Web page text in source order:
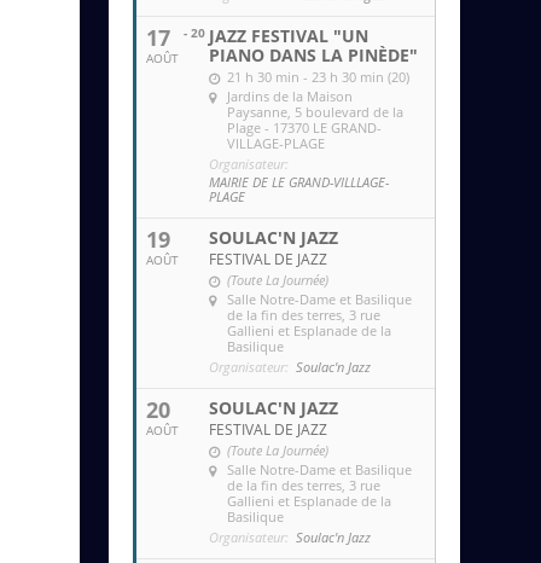
17
AOÛT
- 20 JAZZ FESTIVAL "UN
PIANO DANS LA PINÈDE"
21 h 30 min - 23 h 30 min (20)
Jardins de la Maison
Paysanne , 5 boulevard de la
Plage - 17370 LE GRAND-
VILLAGE-PLAGE
Organisateur:
MAIRIE DE LE GRAND-VILLLAGE-
PLAGE
19
AOÛT
SOULAC'N JAZZ
FESTIVAL DE JAZZ
(Toute La Journée)
Salle Notre-Dame et Basilique
de la fin des terres , 3 rue
Gallieni et Esplanade de la
Basilique
Organisateur: Soulac'n Jazz
20
AOÛT
SOULAC'N JAZZ
FESTIVAL DE JAZZ
(Toute La Journée)
Salle Notre-Dame et Basilique
de la fin des terres , 3 rue
Gallieni et Esplanade de la
Basilique
Organisateur: Soulac'n Jazz